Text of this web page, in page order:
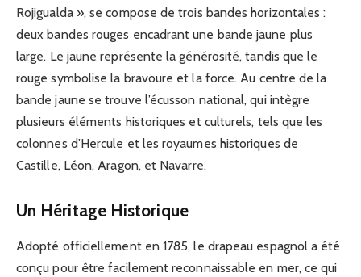
Rojigualda », se compose de trois bandes horizontales :
deux bandes rouges encadrant une bande jaune plus
large. Le jaune représente la générosité, tandis que le
rouge symbolise la bravoure et la force. Au centre de la
bande jaune se trouve l’écusson national, qui intègre
plusieurs éléments historiques et culturels, tels que les
colonnes d’Hercule et les royaumes historiques de
Castille, Léon, Aragon, et Navarre.
Un Héritage Historique
Adopté officiellement en 1785, le drapeau espagnol a été
conçu pour être facilement reconnaissable en mer, ce qui